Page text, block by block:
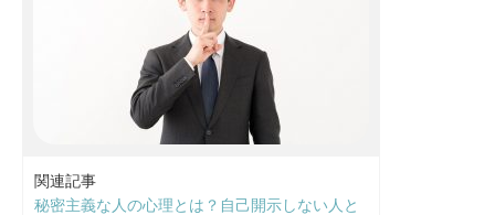
関連記事
秘密主義な人の心理とは？自己開示しない人と